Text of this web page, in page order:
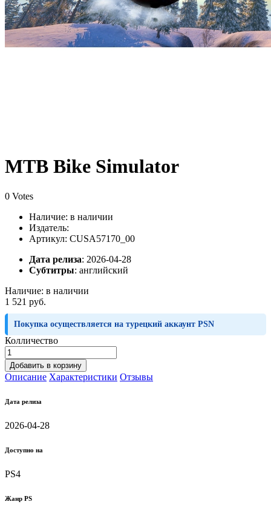
MTB Bike Simulator
0 Votes
Наличие: в наличии
Издатель:
Артикул: CUSA57170_00
Дата релиза: 2026-04-28
Субтитры: английский
Наличие: в наличии
1 521 руб.
Покупка осуществляется на турецкий аккаунт PSN
Колличество
Добавить в корзину
Описание Характеристики Отзывы
Дата релиза
2026-04-28
Доступно на
PS4
Жанр PS